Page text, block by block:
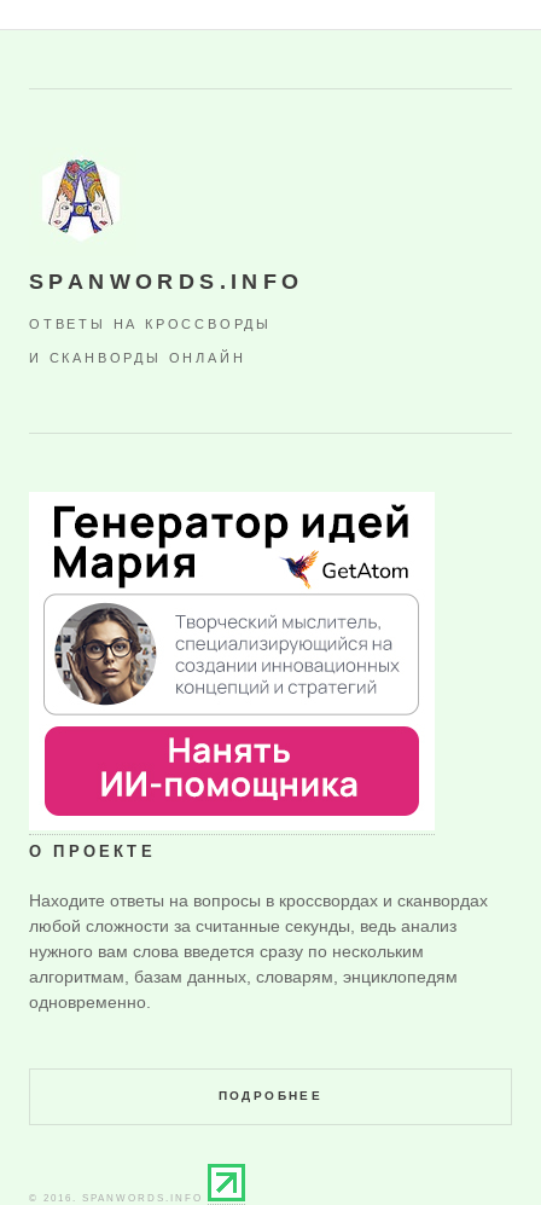
SPANWORDS.INFO
ОТВЕТЫ НА КРОССВОРДЫ
И СКАНВОРДЫ ОНЛАЙН
О ПРОЕКТЕ
Находите ответы на вопросы в кроссвордах и сканвордах
любой сложности за считанные секунды, ведь анализ
нужного вам слова введется сразу по нескольким
алгоритмам, базам данных, словарям, энциклопедям
одновременно.
ПОДРОБНЕЕ
© 2016. SPANWORDS.INFO